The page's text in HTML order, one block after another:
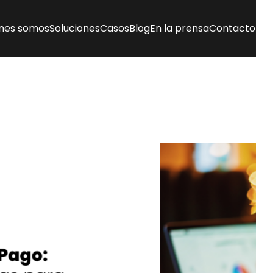
somosSolucionesCasosBlogEn la prensaContacto